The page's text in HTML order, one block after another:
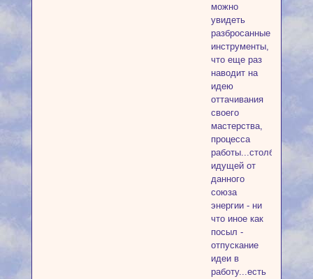
можно
увидеть
разбросанные
инструменты,
что еще раз
наводит на
идею
оттачивания
своего
мастерства,
процесса
работы...столб
идущей от
данного
союза
энергии - ни
что иное как
посыл -
отпускание
идеи в
работу...есть